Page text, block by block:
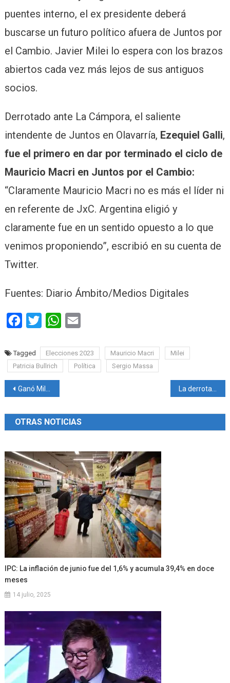
puentes interno, el ex presidente deberá
buscarse un futuro político afuera de Juntos por
el Cambio. Javier Milei lo espera con los brazos
abiertos cada vez más lejos de sus antiguos
socios.
Derrotado ante La Cámpora, el saliente
intendente de Juntos en Olavarría, Ezequiel Galli,
fue el primero en dar por terminado el ciclo de
Mauricio Macri en Juntos por el Cambio:
“Claramente Mauricio Macri no es más el líder ni
en referente de JxC. Argentina eligió y
claramente fue en un sentido opuesto a lo que
venimos proponiendo”, escribió en su cuenta de
Twitter.
Fuentes: Diario Ámbito/Medios Digitales
Facebook
Twitter WhatsApp
Tagged Elecciones 2023 Mauricio Macri
Milei
Patricia Bullrich
Política Sergio Massa
Navegación
de
entradas
Ganó Milei en Misiones
OTRAS NOTICIAS
IPC: La inflación de junio fue del 1,6% y acumula 39,4% en doce
meses
14 julio, 2025